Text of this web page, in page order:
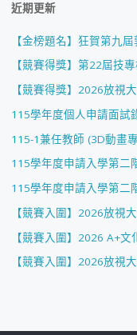
近期更新
【金榜題名】狂賀第九
【競賽得獎】第22屆技
【競賽得獎】2026放視
115學年度個人申請面試
115-1兼任教師 (3D動畫
115學年度申請入學第二
115學年度申請入學第二
【競賽入圍】2026放視
【競賽入圍】2026 A+
【競賽入圍】2026放視